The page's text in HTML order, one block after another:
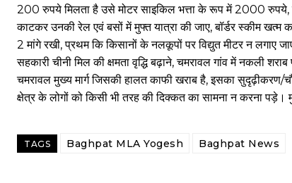
200 रुपये मिलता है उसे मोटर साइकिल भत्ता के रूप में 2000 रुपये,
काटकर उनकी रेल एवं बसों में मुफ्त यात्रा की जाए, बॉर्डर स्कीम
2 मांगे रखी, प्रथम कि किसानों के नलकूपों पर विद्युत मीटर न लगाए
सहकारी चीनी मिल की क्षमता वृद्धि बढ़ाने, चमरावल गांव में नकली
चमरावल मुख्य मार्ग जिसकी हालत काफी खराब है, इसका सुदृढ़ीकरण/
क्षेत्र के लोगों को किसी भी तरह की दिक्कत का सामना न करना
TAGS Baghpat MLA Yogesh Baghpat News